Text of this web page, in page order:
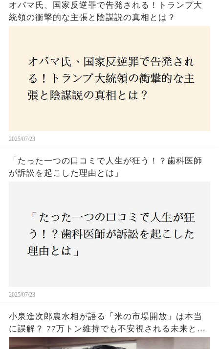
オバマ氏、国家反逆罪で告発される！トランプ大
統領の衝撃的な主張と陰謀説の真相とは？
2025/07/23
「たった一つの口コミで人生が狂う！？歯科医師
が訴訟を起こした理由とは」
2025/07/23
小泉進次郎農水相が語る「米の市場開放」は本当
に誤解？ 77万トン維持でも不安視される未来と
は？